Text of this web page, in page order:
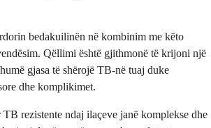
bedakuilinën në kombinim me këto
Qëllimi është gjithmonë të krijoni një
gjasa të shërojë TB-në tuaj duke
dhe komplikimet.
rezistente ndaj ilaçeve janë komplekse dhe